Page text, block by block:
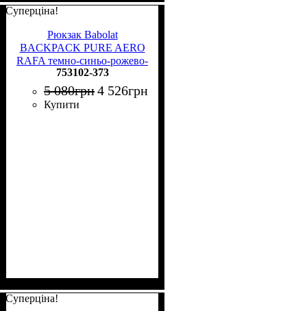
Суперціна!
Рюкзак Babolat
BACKPACK PURE AERO
RAFA темно-синьо-рожево-
жовтий 753102-373
753102-373
5 080грн4 526грн
Купити
Суперціна!